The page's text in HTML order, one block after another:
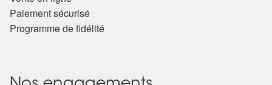
Paiement sécurisé
Programme de fidélité